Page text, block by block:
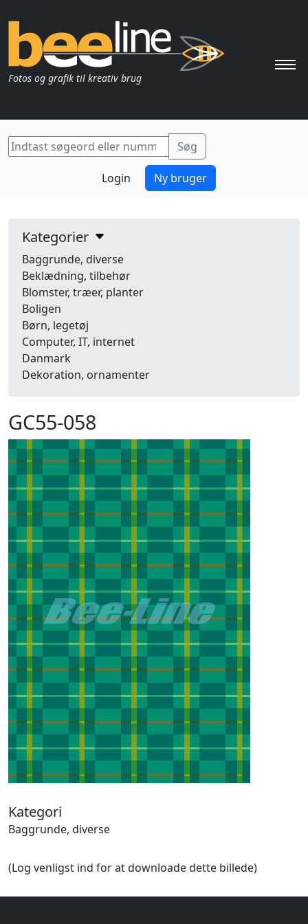
Fotos og grafik til kreativ brug
Login Ny bruger
Kategorier
Baggrunde, diverse
Beklædning, tilbehør
Blomster, træer, planter
Boligen
Børn, legetøj
Computer, IT, internet
Danmark
Dekoration, ornamenter
Efterår
Energi, miljø, økologi
Erhverv
Fænomener, begreber
Fastelavn, karneval
Fiskeri
Fly, luftfart
Folkeslag
Fritid, hobby
Frugt, grønt
Halloween
Håndværk
Haven
Huse, bygninger
Jul
Kærlighed, bryllup
Kommunikation, nyhedsformidling
Køretøjer
Landbrug
Lov, orden
Lyd, billede
Mad, drikke
Mærkedage
Mennesker
GC55-058
Kategori
Baggrunde, diverse
(Log venligst ind for at downloade dette billede)